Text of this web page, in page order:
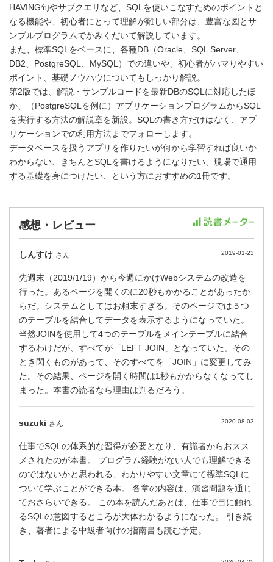
HAVING句やサブクエリなど、SQLを使いこなすためのポイントと
なる機能や、初心者にとって理解が難しい部分は、豊富な図とサ
ンプルプログラムでかみくだいて解説しています。
また、標準SQLをベースに、各種DB（Oracle、SQL Server、
DB2、PostgreSQL、MySQL）での違いや、初心者がハマりやすい
ポイント、基礎ノウハウについてもしっかり解説。
第2版では、解説・サンプルコードを最新DBのSQLに対応したほ
か、（PostgreSQLを例に）アプリケーションプログラムからSQL
を実行する方法の解説章を新設。SQLの書き方だけはなく、アプ
リケーションでの利用方法までフォローします。
データベースを扱うアプリを作りたいが何から学習すれば良いか
わからない、きちんとSQLを書けるようになりたい、現場で通用
する基礎を身につけたい、という方におすすめの1冊です。
感想・レビュー
しんすけ さん 2019-01-23
先週末（2019/1/19）から今週にかけWebシステムの改造を
行った。あるページを開くのに20秒もかかることがあったか
らだ。システムとしてはお粗末すぎる。そのページでは５つ
のテーブルを結合してデータを表示するようになっていた。
当然JOINを使用して4つのテーブルをメインテーブルに結合
するわけだが、すべてが「LEFT JOIN」となっていた。その
とき閃くものがあって、そのすべてを「JOIN」に変更してみ
た。その結果、ページを開く時間は1秒もかからなくなってし
まった。本書の読者なら理由は判るだろう。
suzuki さん 2020-08-03
仕事でSQLの体系的な習得が必要となり、有識者からおスス
メされたのが本書。 プログラム経験がない人でも理解できる
のではないかと思われる、わかりやすい文章にて標準SQLに
ついて学ぶことができる本。 各章の内容は、演習問題を通じ
ておさらいできる。 この本を読んだあとは、仕事で目に触れ
るSQLの意図するところが大体わかるようになった。 引き続
き、著者による中級者向けの指南書も読む予定。